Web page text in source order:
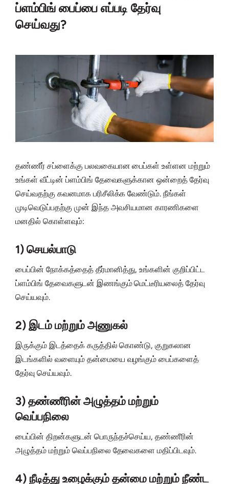
ப்ளம்பிங் பைப்பை எப்படி தேர்வு
செய்வது?
தண்ணீர் சப்ளைக்கு பலவகையான பைப்கள் உள்ளன மற்றும்
உங்கள் வீட்டின் ப்ளம்பிங் தேவைகளுக்கான ஒன்றைத் தேர்வு
செய்வதற்கு கவனமாக பரிசீலிக்க வேண்டும். நீங்கள்
முடிவெடுப்பதற்கு முன் இந்த அவசியமான காரணிகளை
மனதில் கொள்ளவும்:
1) செயல்பாடு
பைப்பின் நோக்கத்தைத் தீர்மானித்து, உங்களின் குறிப்பிட்ட
ப்ளம்பிங் தேவைகளுடன் இணங்கும் மெட்டீரியலைத் தேர்வு
செய்யவும்.
2) இடம் மற்றும் அணுகல்
இருக்கும் இடத்தைக் கருத்தில் கொண்டு, குறுகலான
இடங்களில் வளையும் தன்மையை வழங்கும் பைப்களைத்
தேர்வு செய்யவும்.
3) தண்ணீரின் அழுத்தம் மற்றும்
வெப்பநிலை
பைப்பின் திறன்களுடன் பொருந்தச்செய்ய, தண்ணீரின்
அழுத்தம் மற்றும் வெப்பநிலை தேவைகளை மதிப்பிடவும்.
4) நீடித்து உழைக்கும் தன்மை மற்றும் நீண்ட